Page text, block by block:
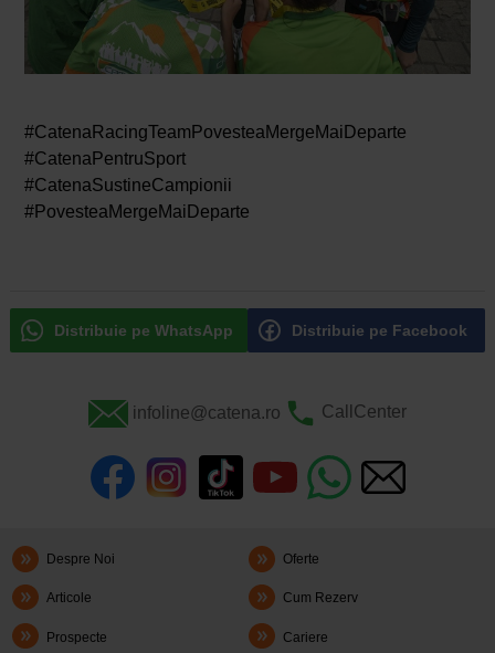
#CatenaRacingTeamPovesteaMergeMaiDeparte
#CatenaPentruSport
#CatenaSustineCampionii
#PovesteaMergeMaiDeparte
Distribuie pe WhatsApp Distribuie pe Facebook
infoline@catena.ro CallCenter
Despre Noi Oferte
Articole Cum Rezerv
Prospecte Cariere